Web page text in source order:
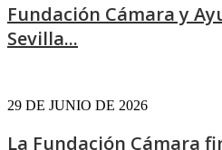
Fundación Cámara y
Sevilla...
29 DE JUNIO DE 2026
La Fundación Cámara